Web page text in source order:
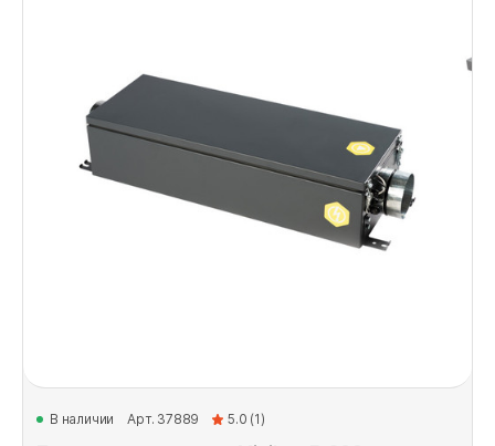
В наличии Арт. 37889 5.0 (1)